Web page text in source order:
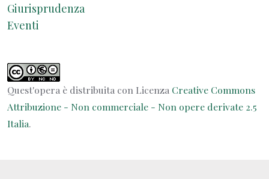
Giurisprudenza
Eventi
Quest'opera è distribuita con Licenza Creative Commons
Attribuzione - Non commerciale - Non opere derivate 2.5
Italia.